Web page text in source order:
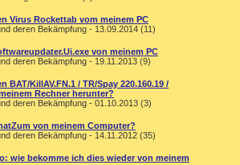
Virus Rockettab vom meinem PC
deren Bekämpfung - 13.09.2014 (11)
von meinem PC
deren Bekämpfung - 19.11.2013 (9)
BAT/KillAV.FN.1 / TR/Spay 220.160.19 /
Rechner herunter?
deren Bekämpfung - 01.10.2013 (3)
von meinem Computer?
deren Bekämpfung - 14.11.2012 (35)
wie bekomme ich dies wieder von meinem